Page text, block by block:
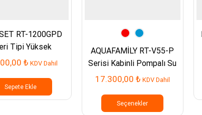
RT-1200GPD
Tipi Yüksek
Su Arıtma
₺ KDV Dahil
Sepete Ekle
AQUAFAMİLY RT-V55-P
Serisi Kabinli Pompalı Su
Arıtma Cihazı
17.300,00 ₺ KDV Dahil
Seçenekler
birden